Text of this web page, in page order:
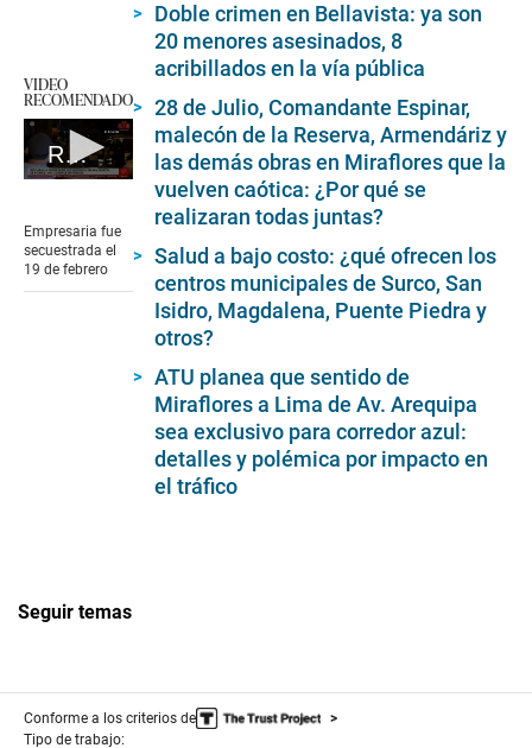
VIDEO
RECOMENDADO
Rescate de empresaria secuestrada
of
7
minutes,
Empresaria fue
secuestrada el
19 de febrero
Doble crimen en Bellavista: ya son
20 menores asesinados, 8
acribillados en la vía pública
28 de Julio, Comandante Espinar,
malecón de la Reserva, Armendáriz y
las demás obras en Miraflores que la
vuelven caótica: ¿Por qué se
realizaran todas juntas?
Salud a bajo costo: ¿qué ofrecen los
centros municipales de Surco, San
Isidro, Magdalena, Puente Piedra y
otros?
ATU planea que sentido de
Miraflores a Lima de Av. Arequipa
sea exclusivo para corredor azul:
detalles y polémica por impacto en
el tráfico
Seguir temas
Conforme a los criterios de
Tipo de trabajo: